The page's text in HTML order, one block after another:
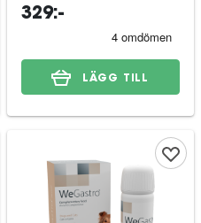
329:-
LÄGG TILL